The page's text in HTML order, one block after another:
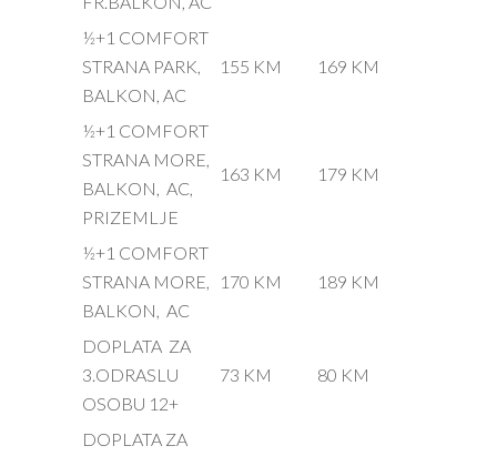
½+1 COMFORT
STRANA PARK,
BALKON, AC
155 KM 169 KM
½+1 COMFORT
STRANA MORE,
BALKON, AC,
PRIZEMLJE
163 KM 179 KM
½+1 COMFORT
STRANA MORE,
BALKON, AC
170 KM 189 KM
DOPLATA ZA
3.ODRASLU
OSOBU 12+
73 KM 80 KM
DOPLATA ZA